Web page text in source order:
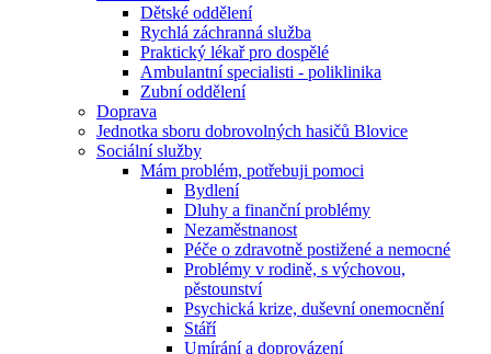
Dětské oddělení
Rychlá záchranná služba
Praktický lékař pro dospělé
Ambulantní specialisti - poliklinika
Zubní oddělení
Doprava
Jednotka sboru dobrovolných hasičů Blovice
Sociální služby
Mám problém, potřebuji pomoci
Bydlení
Dluhy a finanční problémy
Nezaměstnanost
Péče o zdravotně postižené a nemocné
Problémy v rodině, s výchovou,
pěstounství
Psychická krize, duševní onemocnění
Stáří
Umírání a doprovázení